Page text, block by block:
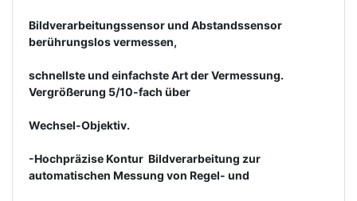
Bildverarbeitungssensor und Abstandssensor
berührungslos vermessen,
schnellste und einfachste Art der Vermessung.
Vergrößerung 5/10-fach über
Wechsel-Objektiv.
-Hochpräzise Kontur  Bildverarbeitung zur
automatischen Messung von Regel- und